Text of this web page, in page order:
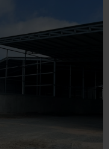
DƯƠNG, DIỆN TÍCH